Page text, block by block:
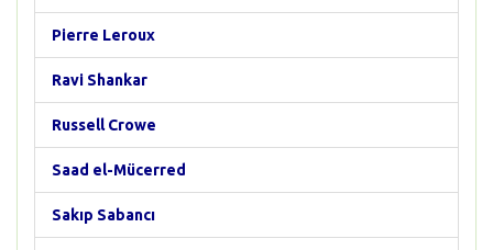
Pierre Leroux
Ravi Shankar
Russell Crowe
Saad el-Mücerred
Sakıp Sabancı